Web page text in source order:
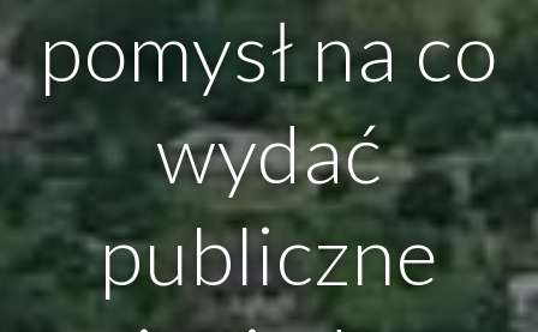
pomysł na co
wydać
publiczne